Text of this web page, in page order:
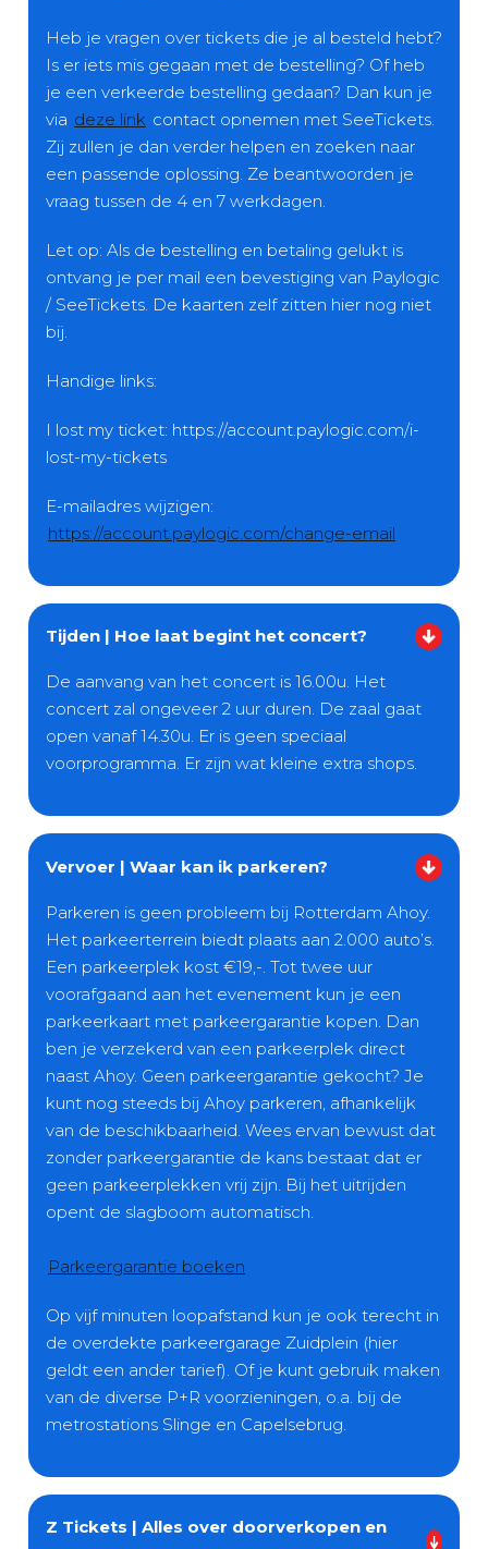
Heb je vragen over tickets die je al besteld hebt?
Is er iets mis gegaan met de bestelling? Of heb
je een verkeerde bestelling gedaan? Dan kun je
via deze link contact opnemen met SeeTickets.
Zij zullen je dan verder helpen en zoeken naar
een passende oplossing. Ze beantwoorden je
vraag tussen de 4 en 7 werkdagen.
Let op: Als de bestelling en betaling gelukt is
ontvang je per mail een bevestiging van Paylogic
/ SeeTickets. De kaarten zelf zitten hier nog niet
bij.
Handige links:
I lost my ticket: https://account.paylogic.com/i-
lost-my-tickets
E-mailadres wijzigen:
https://account.paylogic.com/change-email
Tijden | Hoe laat begint het concert?
De aanvang van het concert is 16.00u. Het
concert zal ongeveer 2 uur duren. De zaal gaat
open vanaf 14.30u. Er is geen speciaal
voorprogramma. Er zijn wat kleine extra shops.
Vervoer | Waar kan ik parkeren?
Parkeren is geen probleem bij Rotterdam Ahoy.
Het parkeerterrein biedt plaats aan 2.000 auto’s.
Een parkeerplek kost €19,-. Tot twee uur
voorafgaand aan het evenement kun je een
parkeerkaart met parkeergarantie kopen. Dan
ben je verzekerd van een parkeerplek direct
naast Ahoy. Geen parkeergarantie gekocht? Je
kunt nog steeds bij Ahoy parkeren, afhankelijk
van de beschikbaarheid. Wees ervan bewust dat
zonder parkeergarantie de kans bestaat dat er
geen parkeerplekken vrij zijn. Bij het uitrijden
opent de slagboom automatisch.
Parkeergarantie boeken
Op vijf minuten loopafstand kun je ook terecht in
de overdekte parkeergarage Zuidplein (hier
geldt een ander tarief). Of je kunt gebruik maken
van de diverse P+R voorzieningen, o.a. bij de
metrostations Slinge en Capelsebrug.
Z Tickets | Alles over doorverkopen en